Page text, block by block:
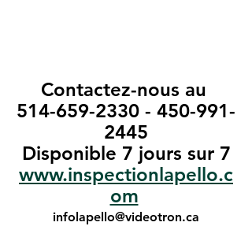
Contactez-nous au
514-659-2330 - 450-991-
2445
Disponible 7 jours sur 7
www.inspectionlapello.c
om
infolapello@videotron.ca